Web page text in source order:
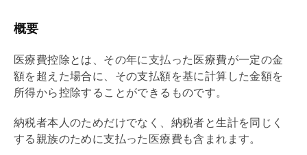
概要
医療費控除とは、その年に支払った医療費が一定の金
額を超えた場合に、その支払額を基に計算した金額を
所得から控除することができるものです。
納税者本人のためだけでなく、納税者と生計を同じく
する親族のために支払った医療費も含まれます。